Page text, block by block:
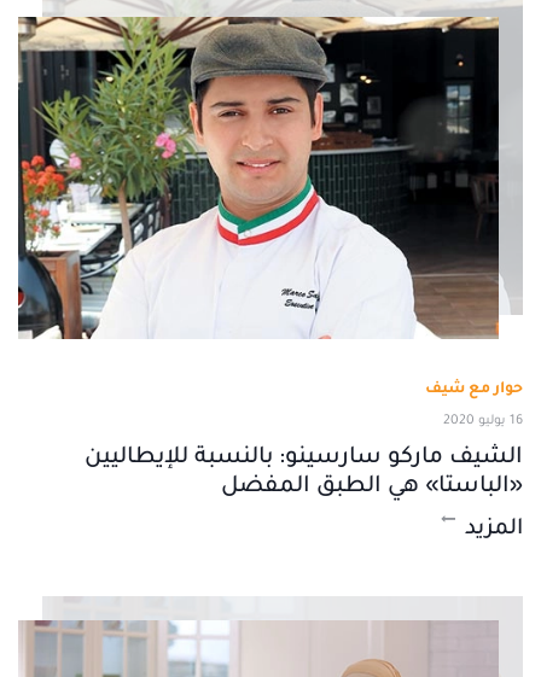
حوار مع شيف
16 يوليو 2020
الشيف ماركو سارسينو: بالنسبة للإيطاليين
«الباستا» هي الطبق المفضل
المزيد